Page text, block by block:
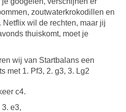
zoutwaterkrokodillen en
wil de rechten, maar jij
thuiskomt, moet je
wij van Startbalans een
met 1. Pf3, 2. g3, 3. Lg2
c4.
e3,